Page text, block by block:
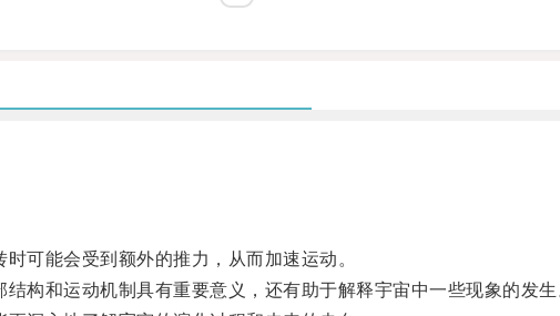
能会受到额外的推力，从而加速运动。
和运动机制具有重要意义，还有助于解释宇宙中一些现象的发生